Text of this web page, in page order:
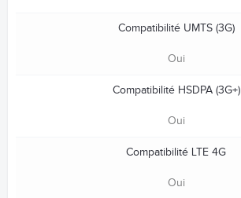
Compatibilité UMTS (3G)
Oui
Compatibilité HSDPA (3G+)
Oui
Compatibilité LTE 4G
Oui